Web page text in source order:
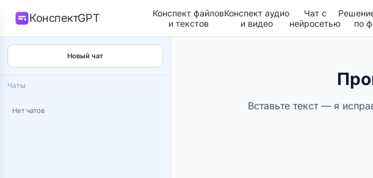
КонспектGPT
Конспект файлов
и текстов
Конспект аудио
и видео
Чат с
нейросетью
по
Новый чат
Чаты
Нет чатов
Вставьте текст — я